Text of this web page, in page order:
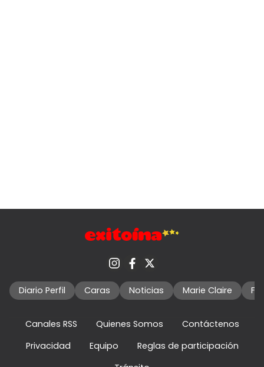
Diario Perfil Caras Noticias Marie Claire
Canales RSS Quienes Somos
Contáctenos
Privacidad
Equipo
Reglas de participación